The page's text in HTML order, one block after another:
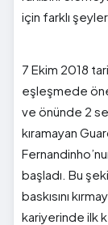
için farklı
7 Ekim 2018
eşleşmede
ve önünde 2
kıramayan
başladı. Bu
baskısını
kariyerinde ilk